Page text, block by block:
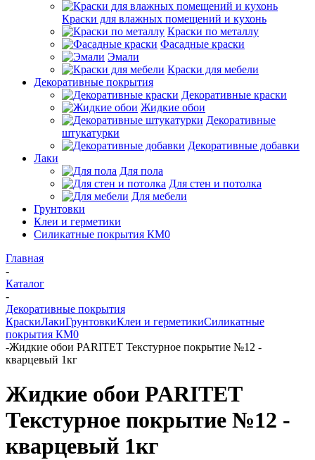
Краски для влажных помещений и кухонь
Краски по металлу
Фасадные краски
Эмали
Краски для мебели
Декоративные покрытия
Декоративные краски
Жидкие обои
Декоративные
штукатурки
Декоративные добавки
Лаки
Для пола
Для стен и потолка
Для мебели
Грунтовки
Клеи и герметики
Силикатные покрытия КМ0
Главная
-
Каталог
-
Декоративные покрытия
КраскиЛакиГрунтовкиКлеи и герметикиСиликатные
покрытия КМ0
-Жидкие обои PARITET Текстурное покрытие №12 -
кварцевый 1кг
Жидкие обои PARITET
Текстурное покрытие №12 -
кварцевый 1кг